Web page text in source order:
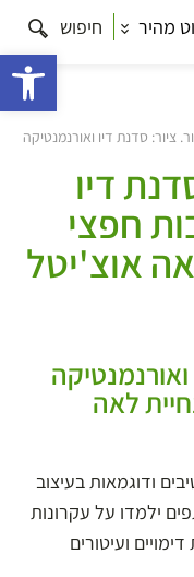
מהיר חיפוש
ציור: סדנת דיו ואורנמנטיקה
דיו
חפצי
אוצ'יטל
לאה
ודוגמאות בעיצוב
ילמדו על עקרונות
ועיטורים